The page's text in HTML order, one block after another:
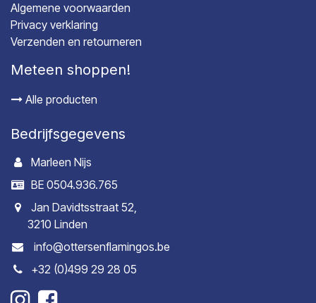
Algemene voorwaarden
Privacy verklaring
Verzenden en retourneren
Meteen shoppen!
Alle producten
Bedrijfsgegevens
Marleen Nijs
BE 0504.936.765
Jan Davidtsstraat 52,
3210 Linden
info@ottersenflamingos.be
+32 (0)499 29 28 05